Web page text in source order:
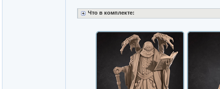
Что в комплекте: